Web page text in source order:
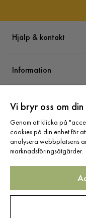
Hjälp & kontakt
Information
Varumärken
Sortiment
Vi bryr oss om
Genom att klicka på
cookies på din enhet för
analysera webbplatsens
marknadsföringsåtgärder.